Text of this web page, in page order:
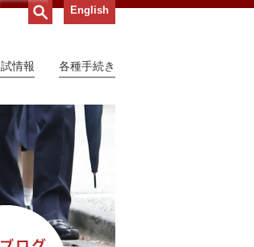
English
試情報 各種手続き